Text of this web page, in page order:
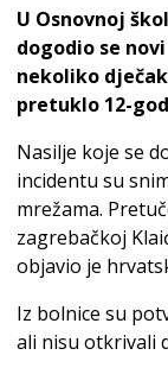
U Osnovnoj
dogodio se
nekoliko
pretuklo 12-
Nasilje koje se
incidentu su
mrežama.
zagrebačkoj
objavio je
Iz bolnice su
ali nisu otkrivali